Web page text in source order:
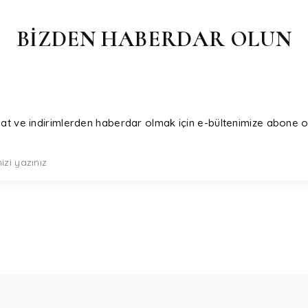
BİZDEN HABERDAR OLUN
ve indirimlerden haberdar olmak için e-bültenimize abone